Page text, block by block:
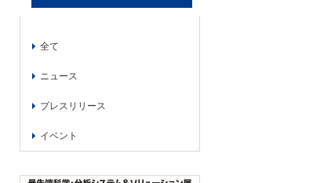
全て
ニュース
プレスリリース
イベント